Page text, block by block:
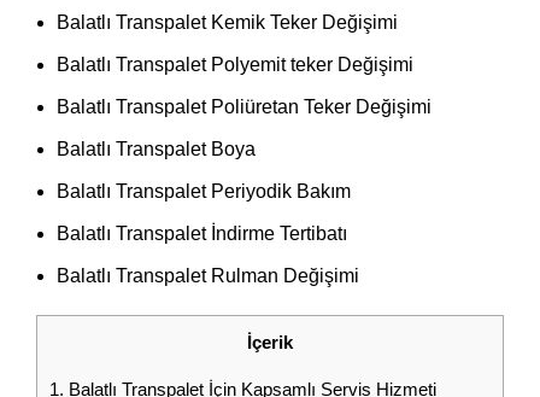
Balatlı Transpalet Kemik Teker Değişimi
Balatlı Transpalet Polyemit teker Değişimi
Balatlı Transpalet Poliüretan Teker Değişimi
Balatlı Transpalet Boya
Balatlı Transpalet Periyodik Bakım
Balatlı Transpalet İndirme Tertibatı
Balatlı Transpalet Rulman Değişimi
İçerik
1. Balatlı Transpalet İçin Kapsamlı Servis Hizmeti